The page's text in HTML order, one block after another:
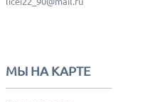
МЫ НА КАРТЕ